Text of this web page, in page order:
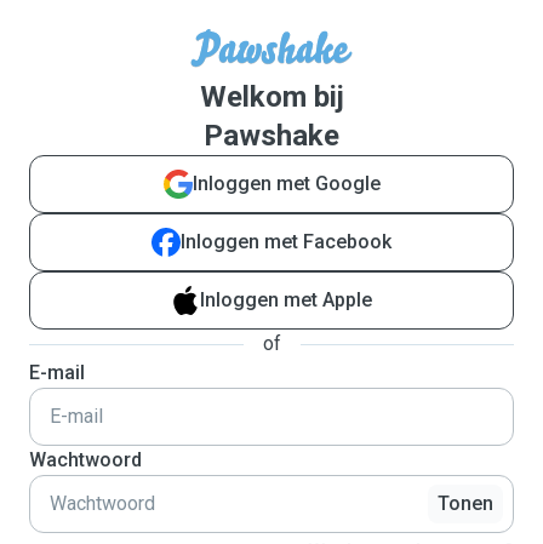
Welkom bij
Pawshake
Inloggen met Google
Inloggen met Facebook
Inloggen met Apple
of
E-mail
Wachtwoord
Tonen